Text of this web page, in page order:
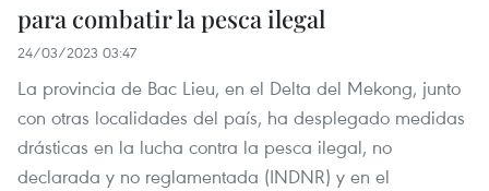
para combatir la pesca ilegal
24/03/2023 03:47
La provincia de Bac Lieu, en el Delta del Mekong, junto
con otras localidades del país, ha desplegado medidas
drásticas en la lucha contra la pesca ilegal, no
declarada y no reglamentada (INDNR) y en el